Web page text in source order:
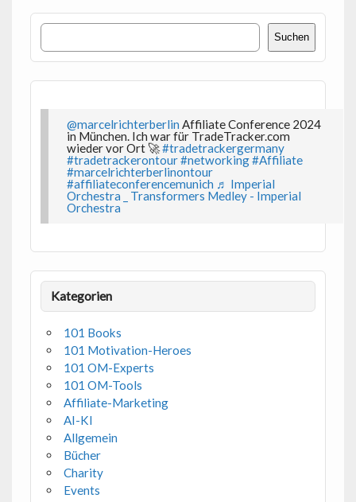
Suchen
Suchen
@marcelrichterberlin Affiliate Conference 2024
in München. Ich war für TradeTracker.com
wieder vor Ort 🚀#tradetrackergermany
#tradetrackerontour#networking#Affiliate
#marcelrichterberlinontour
#affiliateconferencemunich ♬ Imperial
Orchestra _ Transformers Medley - Imperial
Orchestra
Kategorien
101 Books
101 Motivation-Heroes
101 OM-Experts
101 OM-Tools
Affiliate-Marketing
AI-KI
Allgemein
Bücher
Charity
Events